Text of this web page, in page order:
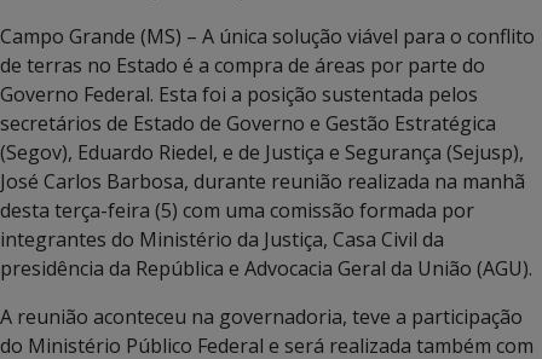
Campo Grande (MS) – A única solução viável para o conflito
de terras no Estado é a compra de áreas por parte do
Governo Federal. Esta foi a posição sustentada pelos
secretários de Estado de Governo e Gestão Estratégica
(Segov), Eduardo Riedel, e de Justiça e Segurança (Sejusp),
José Carlos Barbosa, durante reunião realizada na manhã
desta terça-feira (5) com uma comissão formada por
integrantes do Ministério da Justiça, Casa Civil da
presidência da República e Advocacia Geral da União (AGU).
A reunião aconteceu na governadoria, teve a participação
do Ministério Público Federal e será realizada também com